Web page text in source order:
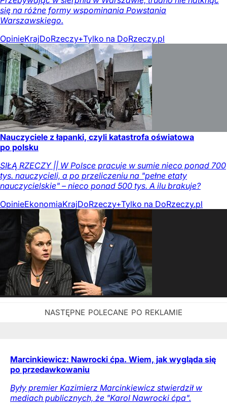
się na różne formy wspominania Powstania
Warszawskiego.
OpinieKrajDoRzeczy+Tylko na DoRzeczy.pl
Nauczyciele z łapanki, czyli katastrofa oświatowa
po polsku
SIŁĄ RZECZY || W Polsce pracuje w sumie nieco ponad 700
tys. nauczycieli, a po przeliczeniu na "pełne etaty
nauczycielskie" – nieco ponad 500 tys. A ilu brakuje?
OpinieEkonomiaKrajDoRzeczy+Tylko na DoRzeczy.pl
Marcinkiewicz: Nawrocki ćpa. Wiem, jak wygląda się
po przedawkowaniu
Były premier Kazimierz Marcinkiewicz stwierdził w
mediach publicznych, że "Karol Nawrocki ćpa".